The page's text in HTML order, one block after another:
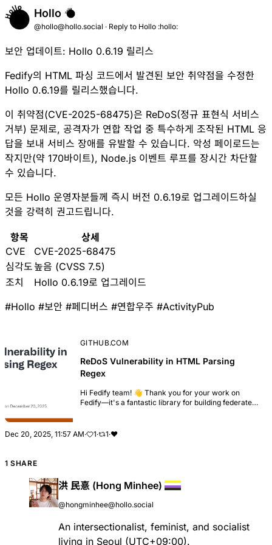
Hollo
@hollo@hollo.social · Reply to Hollo :hollo:
보안 업데이트: Hollo 0.6.19 릴리스
Fedify의 HTML 파싱 코드에서 발견된 보안 취약점을 수정한
Hollo 0.6.19를 릴리스했습니다.
이 취약점(CVE-2025-68475)은 ReDoS(정규 표현식 서비스
거부) 문제로, 공격자가 연합 작업 중 특수하게 조작된 HTML 응
답을 보내 서비스 장애를 유발할 수 있습니다. 악성 페이로드는
작지만(약 170바이트), Node.js 이벤트 루프를 장시간 차단할
수 있습니다.
모든 Hollo 운영자분들께 즉시 버전 0.6.19로 업그레이드하실
것을 강력히 권고드립니다.
항목
상세
CVE
CVE-2025-68475
심각도높음 (CVSS 7.5)
조치
Hollo 0.6.19로 업그레이드
#Hollo #보안 #페디버스 #연합우주 #ActivityPub
GITHUB.COM
ReDoS Vulnerability in HTML Parsing
Regex
Hi Fedify team! 👋 Thank you for your work on
Fedify—it's a fantastic library for building federated
Dec 20, 2025, 11:57 AM· 1· 1·❤️
1 SHARE
洪 民憙 (Hong Minhee)
@hongminhee@hollo.social
An intersectionalist, feminist, and socialist
living in Seoul (UTC+09:00).